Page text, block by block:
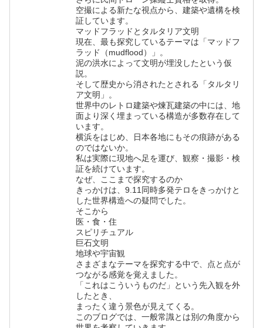
空撮による新たな視点から、建築や遺構を検
証しています。
マッドフラッドとタルタリア文明
現在、最も探究しているテーマは「マッドフ
ラッド（mudflood）」。
泥の洪水によって文明が埋没したという仮
説。
そして歴史から消されたとされる「タルタリ
ア文明」。
世界中のレトロ建築や煉瓦建築の中には、地
面より深く埋まっている構造が多数存在して
います。
横浜をはじめ、日本各地にもその痕跡がある
のではないか。
私は実際に現地へ足を運び、観察・撮影・検
証を続けています。
なぜ、ここまで探究するのか
きっかけは、9.11同時多発テロをきっかけと
した世界構造への疑問でした。
そこから
医・食・住
スピリチュアル
巨石文明
地球や宇宙観
さまざまなテーマを探究する中で、点と点が
つながる感覚を覚えました。
「これはこういうものだ」という先入観を外
したとき、
まったく違う景色が見えてくる。
このブログでは、一般常識とは別の角度から